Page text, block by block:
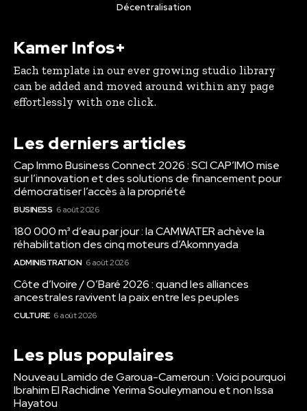
Décentralisation
Kamer Infos+
Each template in our ever growing studio library
can be added and moved around within any page
effortlessly with one click.
Les derniers articles
Cap Immo Business Connect 2026 : SCI CAP’IMO mise
sur l’innovation et des solutions de financement pour
démocratiser l’accès à la propriété
BUSINESS 6 août 2026
180 000 m³ d’eau par jour : la CAMWATER achève la
réhabilitation des cinq moteurs d’Akomnyada
ADMINISTRATION 6 août 2026
Côte d’Ivoire / O’Baré 2026 : quand les alliances
ancestrales ravivent la paix entre les peuples
CULTURE 6 août 2026
Les plus populaires
Nouveau Lamido de Garoua-Cameroun : Voici pourquoi
Ibrahim El Rachidine Yerima Souleymanou et non Issa
Hayatou